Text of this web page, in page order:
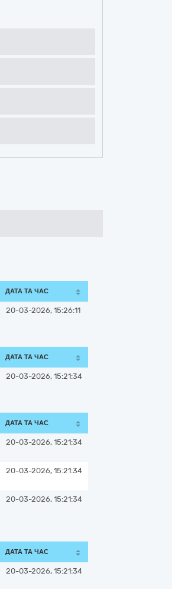
ДАТА ТА ЧАС
20-03-2026, 15:26:11
ДАТА ТА ЧАС
20-03-2026, 15:21:34
ДАТА ТА ЧАС
20-03-2026, 15:21:34
20-03-2026, 15:21:34
20-03-2026, 15:21:34
ДАТА ТА ЧАС
20-03-2026, 15:21:34